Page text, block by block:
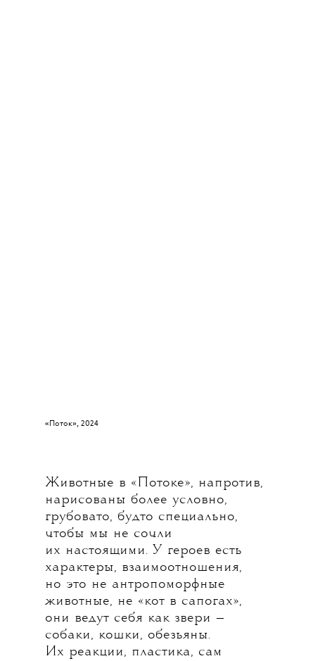
«Поток», 2024
Животные в «Потоке», напротив,
нарисованы более условно,
грубовато, будто специально,
чтобы мы не сочли
их настоящими. У героев есть
характеры, взаимоотношения,
но это не антропоморфные
животные, не «кот в сапогах»,
они ведут себя как звери —
собаки, кошки, обезьяны.
Их реакции, пластика, сам